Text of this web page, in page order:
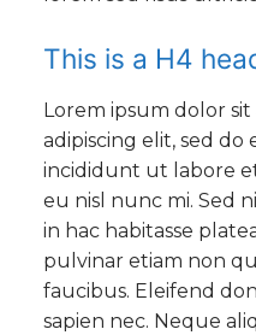
This is a H4
Lorem ipsum dolor
adipiscing elit, sed
incididunt ut labore
eu nisl nunc mi. Sed
in hac habitasse
pulvinar etiam non
faucibus. Eleifend
sapien nec. Neque